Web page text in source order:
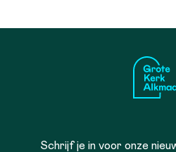
Schrijf je in voor onze